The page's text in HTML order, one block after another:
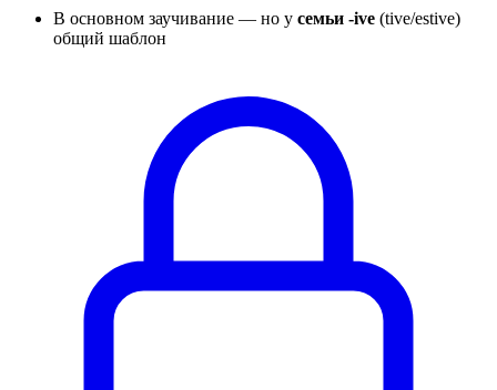
В основном заучивание — но у семьи -ive (tive/estive)
общий шаблон